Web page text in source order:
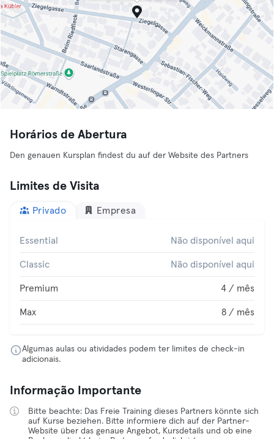
Horários de Abertura
Den genauen Kursplan findest du auf der Website des Partners
Limites de Visita
Privado Empresa
Essential Não disponível aqui
Classic Não disponível aqui
Premium 4 / mês
Max 8 / mês
Algumas aulas ou atividades podem ter limites de check-in
adicionais.
Informação Importante
Bitte beachte: Das Freie Training dieses Partners könnte sich
auf Kurse beziehen. Bitte informiere dich auf der Partner-
Website über das genaue Angebot, Kursdetails und ob eine